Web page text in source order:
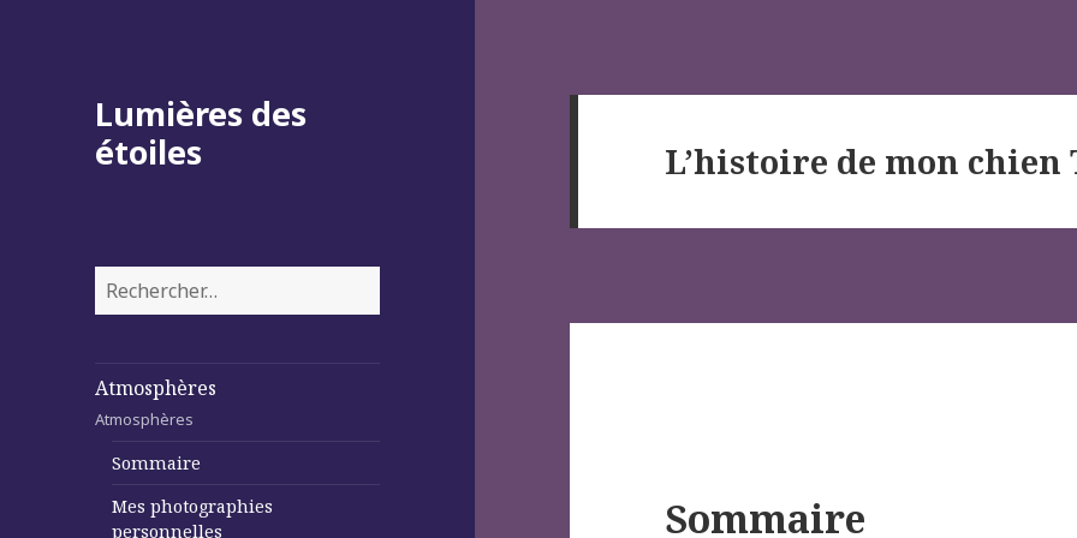
Lumières des
étoiles
Rechercher :
Atmosphères
Atmosphères
Sommaire
Mes photographies
personnelles
L’histoire de mon chien
Sommaire